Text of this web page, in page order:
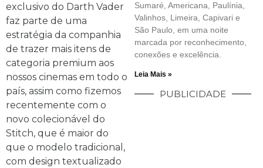
exclusivo do Darth Vader
faz parte de uma
estratégia da companhia
de trazer mais itens de
categoria premium aos
nossos cinemas em todo o
país, assim como fizemos
recentemente com o
novo colecionável do
Stitch, que é maior do
que o modelo tradicional,
com design textualizado
Sumaré, Americana, Paulínia,
Valinhos, Limeira, Capivari e
São Paulo, em uma noite
marcada por reconhecimento,
conexões e excelência.
Leia Mais »
PUBLICIDADE